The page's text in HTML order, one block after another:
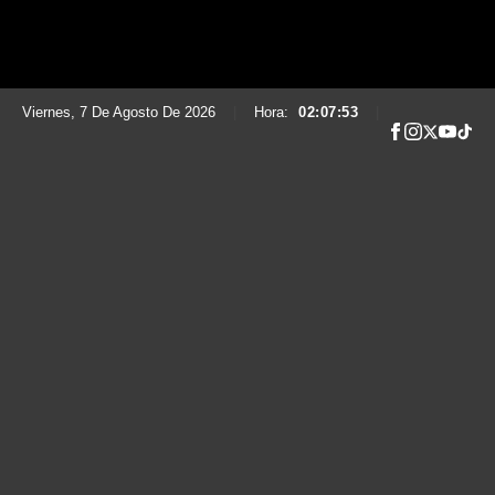
Viernes, 7 De Agosto De 2026 Hora: 02:07:54